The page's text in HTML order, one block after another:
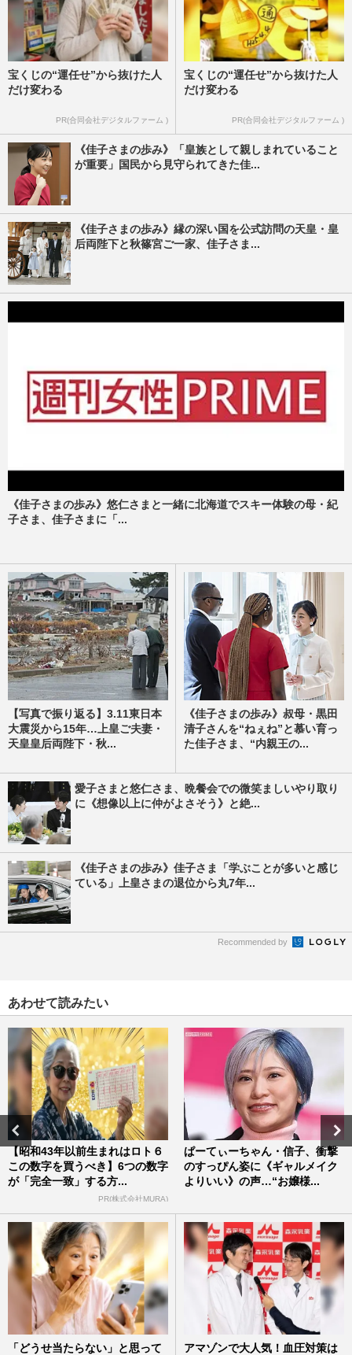
宝くじの“運任せ”から抜けた人
だけ変わる
PR(合同会社デジタルファーム )
宝くじの“運任せ”から抜けた人
だけ変わる
PR(合同会社デジタルファーム )
《佳子さまの歩み》「皇族として親しまれていること
が重要」国民から見守られてきた佳...
《佳子さまの歩み》縁の深い国を公式訪問の天皇・皇
后両陛下と秋篠宮ご一家、佳子さま...
《佳子さまの歩み》悠仁さまと一緒に北海道でスキー体験の母・紀
子さま、佳子さまに「...
【写真で振り返る】3.11東日本
大震災から15年…上皇ご夫妻・
天皇皇后両陛下・秋...
《佳子さまの歩み》叔母・黒田
清子さんを“ねぇね”と慕い育っ
た佳子さま、“内親王の...
愛子さまと悠仁さま、晩餐会での微笑ましいやり取り
に《想像以上に仲がよさそう》と絶...
《佳子さまの歩み》佳子さま「学ぶことが多いと感じ
ている」上皇さまの退位から丸7年...
Recommended by
あわせて読みたい
【昭和43年以前生まれはロト６
この数字を買うべき】6つの数字
が「完全一致」する方...
PR(株式会社MURA)
ぱーてぃーちゃん・信子、衝撃
のすっぴん姿に《ギャルメイク
よりいい》の声…“お嬢様...
「どうせ当たらない」と思って
アマゾンで大人気！血圧対策は